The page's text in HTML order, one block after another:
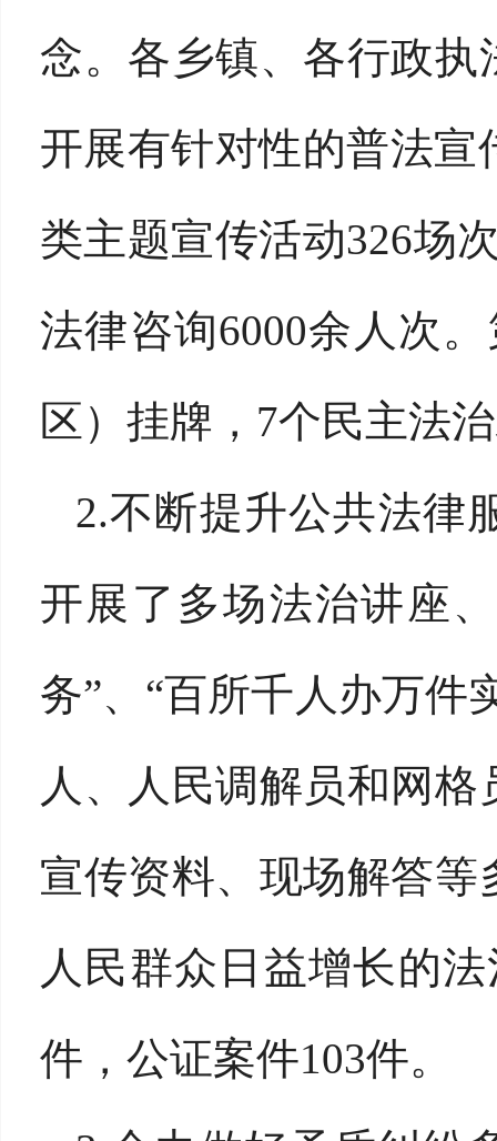
念。各乡镇、各行政
开展有针对性的普法宣
类主题宣传活动326场
法律咨询6000余人次
区）挂牌，7个民主法
2.不断提升公共法律
开展了多场法治讲座
务”、“百所千人办万件
人、人民调解员和网
宣传资料、现场解答
人民群众日益增长的
件，公证案件103件。